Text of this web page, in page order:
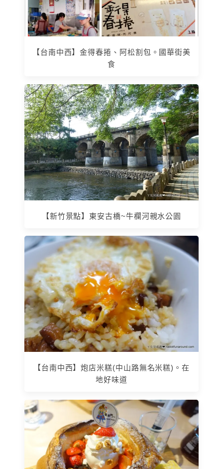
【台南中西】金得春捲、阿松割包。國華街美
食
【新竹景點】東安古橋~牛欄河親水公園
【台南中西】炮店米糕(中山路無名米糕)。在
地好味道